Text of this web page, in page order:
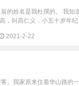
翁的姓名是我杜撰的。 我
，叫高仁义，小五十岁年
2021-2-22
。我家原来住着华山路的